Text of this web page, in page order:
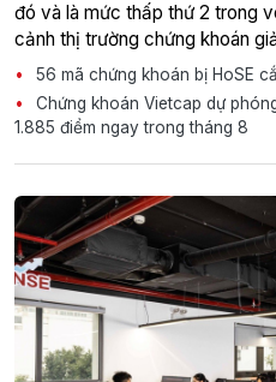
đó và là mức thấp thứ 2 trong
cảnh thị trường chứng khoán
56 mã chứng khoán bị HoSE
Chứng khoán Vietcap dự
1.885 điểm ngay trong tháng 8